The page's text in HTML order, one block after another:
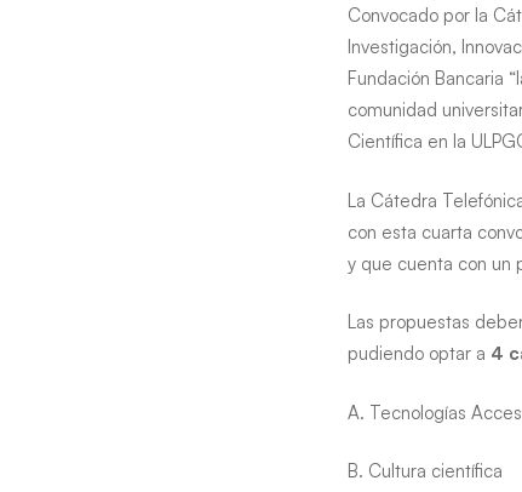
Palmas
de
Gran
Canaria
Convocado por la
Investigación,
Fundación Bancaria
comunidad
Científica en la
La Cátedra
con esta cuarta
y que cuenta con un
Las propuestas
pudiendo optar a 4
A. Tecnologías
B. Cultura científica